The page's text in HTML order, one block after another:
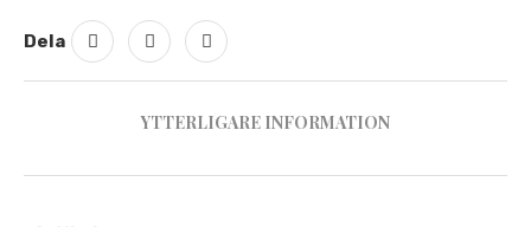
Dela
YTTERLIGARE INFORMATION